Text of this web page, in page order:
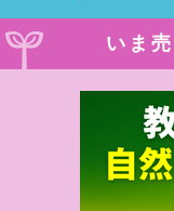
いま